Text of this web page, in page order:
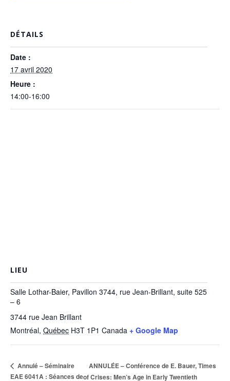
DÉTAILS
Date :
17 avril 2020
Heure :
14:00-16:00
LIEU
Salle Lothar-Baier, Pavillon 3744, rue Jean-Brillant, suite 525
– 6
3744 rue Jean Brillant
Montréal, Québec H3T 1P1 Canada + Google Map
Annulé – Séminaire
EAE 6041A : Séances de
ANNULÉE – Conférence de E. Bauer, Times
of Crises: Men’s Age in Early Twentieth